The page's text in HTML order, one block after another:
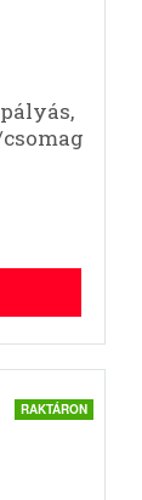
RAKTÁRON